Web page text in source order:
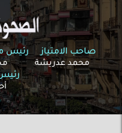
صاحب الامتياز
محمد عدريشة
رئيس